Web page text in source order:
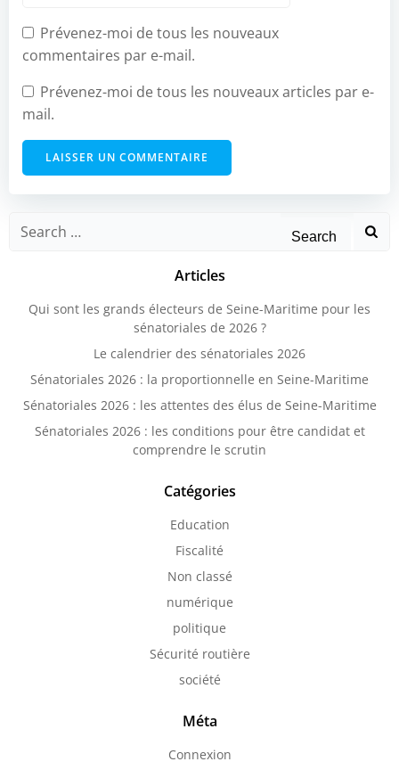
Prévenez-moi de tous les nouveaux
commentaires par e-mail.
Prévenez-moi de tous les nouveaux articles par e-
mail.
for:
Articles
Qui sont les grands électeurs de Seine-Maritime pour les
sénatoriales de 2026 ?
Le calendrier des sénatoriales 2026
Sénatoriales 2026 : la proportionnelle en Seine-Maritime
Sénatoriales 2026 : les attentes des élus de Seine-Maritime
Sénatoriales 2026 : les conditions pour être candidat et
comprendre le scrutin
Catégories
Education
Fiscalité
Non classé
numérique
politique
Sécurité routière
société
Méta
Connexion